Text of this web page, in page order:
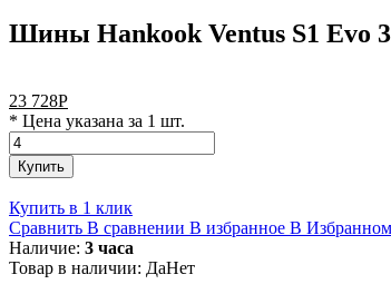
Шины Hankook Ventus S1 Evo
23 728Р
* Цена указана за 1 шт.
Купить
Купить в 1 клик
Сравнить В сравнении В избранное В Избранном
Наличие: 3 часа
Товар в наличии: ДаНет